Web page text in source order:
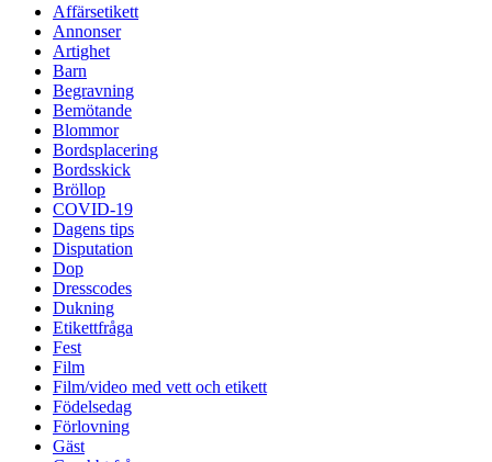
Affärsetikett
Annonser
Artighet
Barn
Begravning
Bemötande
Blommor
Bordsplacering
Bordsskick
Bröllop
COVID-19
Dagens tips
Disputation
Dop
Dresscodes
Dukning
Etikettfråga
Fest
Film
Film/video med vett och etikett
Födelsedag
Förlovning
Gäst